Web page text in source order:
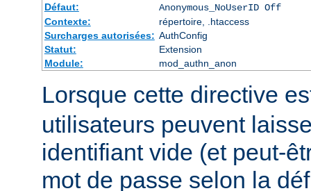
Défaut:
Anonymous_NoUserID Off
Contexte:
répertoire, .htaccess
Surcharges autorisées: AuthConfig
Statut:
Extension
Module:
mod_authn_anon
Lorsque cette directive
utilisateurs peuvent
identifiant vide (et peut-
mot de passe selon la